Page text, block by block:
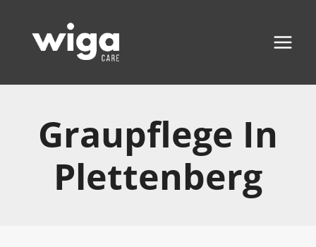
Inhalt
springen
Graupflege In
Plettenberg